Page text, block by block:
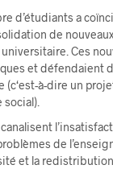
d’étudiants a
de
Ces
et défendaient
(c‘est-à-dire un
de
et la